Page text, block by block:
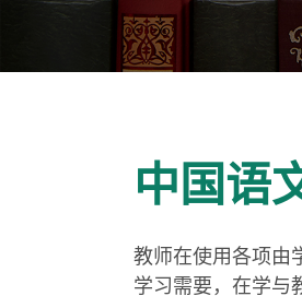
中国语
教师在使用各项由
学习需要，在学与